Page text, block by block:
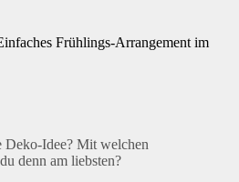
Deko-Idee? Mit welchen
denn am liebsten?